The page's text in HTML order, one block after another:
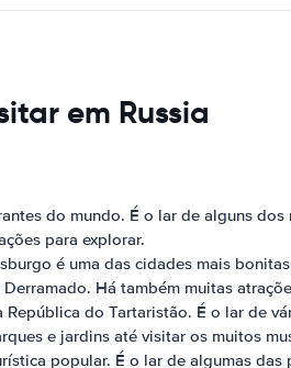
em Russia
do mundo. É o lar de alguns
para explorar.
é uma das cidades mais
Há também muitas
do Tartaristão. É o lar de
e jardins até visitar os muitos
popular. É o lar de algumas